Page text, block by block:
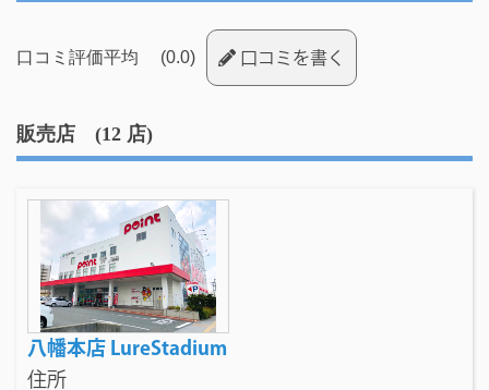
口コミ評価平均 (0.0) 口コミを書く
販売店 (12 店)
八幡本店 LureStadium
住所